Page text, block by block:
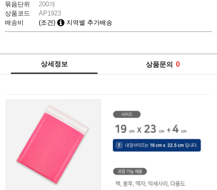
묶음단위
200개
상품코드
AP1923
배송비
(조건) 지역별 추가배송
상세정보 상품문의 0